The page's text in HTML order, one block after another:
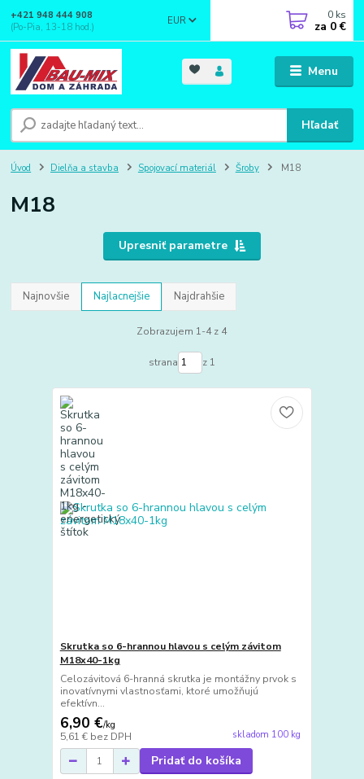
Menu
EUR
Hľadať
+421 948 444 908
(Po-Pia, 13-18 hod.)
0 ks
za 0 €
Úvod Dielňa a stavba Spojovací materiál Šroby M18
M18
Upresniť parametre
Najnovšie Najlacnejšie Najdrahšie
Zobrazujem 1-4 z 4
strana z 1
Skrutka so 6-hrannou hlavou s celým závitom
M18x40-1kg
Celozávitová 6-hranná skrutka je montážny prvok s
inovatívnymi vlastnosťami, ktoré umožňujú
efektívn...
6,90 €/kg
5,61 € bez DPH skladom 100 kg
Pridať do košíka